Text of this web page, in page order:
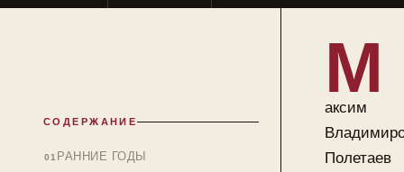
СОДЕРЖАНИЕ
РАННИЕ ГОДЫ
М
аксим
Полетаев